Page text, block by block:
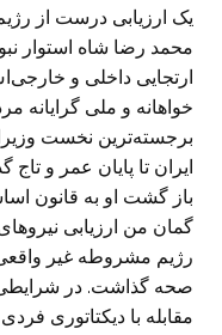
یک ارزیابی درست از
محمد رضا شاه استوار
ارتجایی داخلی و
خواهانه و ملی گرایانه
برجسته‌ترین نخست
ایران تا پایان عمر و تاج
باز گشت او به قانون
گمان من ارزیابی
رژیم مشروطه غیر واقعی
صحه گذاشت. در
مقابله با دیکتاتوری